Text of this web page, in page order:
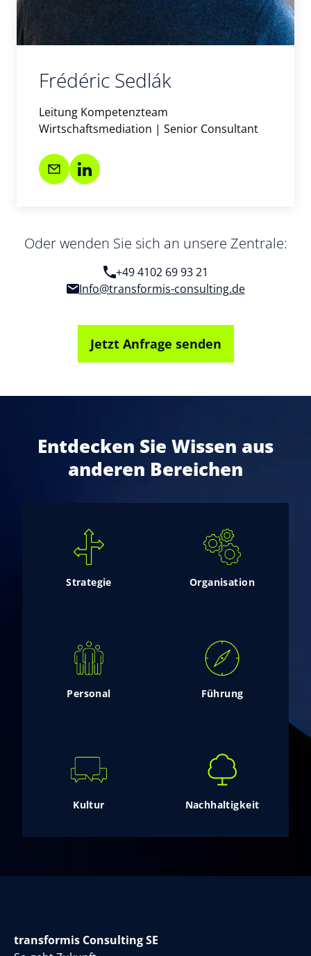
Frédéric Sedlák
Leitung Kompetenzteam
Wirtschaftsmediation | Senior Consultant
Oder wenden Sie sich an unsere Zentrale:
+49 4102 69 93 21
Info@transformis-consulting.de
Jetzt Anfrage senden
Entdecken Sie Wissen aus
anderen Bereichen
Strategie Organisation
Personal Führung
Kultur Nachhaltigkeit
transformis Consulting SE